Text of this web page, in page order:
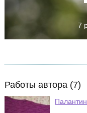
7
Работы автора (7)